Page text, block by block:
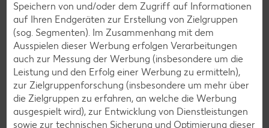
Zurück zu allen Rezepten
Speichern von und/oder dem Zugriff auf Informationen
auf Ihren Endgeräten zur Erstellung von Zielgruppen
(sog. Segmenten). Im Zusammenhang mit dem
Ausspielen dieser Werbung erfolgen Verarbeitungen
auch zur Messung der Werbung (insbesondere um die
Leistung und den Erfolg einer Werbung zu ermitteln),
zur Zielgruppenforschung (insbesondere um mehr über
die Zielgruppen zu erfahren, an welche die Werbung
ausgespielt wird), zur Entwicklung von Dienstleistungen
sowie zur technischen Sicherung und Optimierung dieser